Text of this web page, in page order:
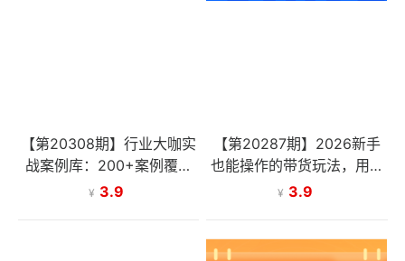
【第20308期】行业大咖实
战案例库：200+案例覆盖
全行业，直接借鉴可复制的
¥ 3.9
【第20287期】2026新手
也能操作的带货玩法，用这
个方法零门槛，轻松月入10
¥ 3.9